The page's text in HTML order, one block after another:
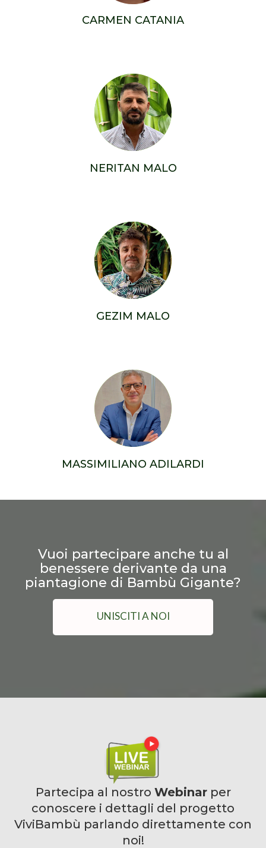
CARMEN CATANIA
NERITAN MALO
GEZIM MALO
MASSIMILIANO ADILARDI
Vuoi partecipare anche tu al
benessere derivante da una
piantagione di Bambù Gigante?
UNISCITI A NOI
Partecipa al nostro Webinarper
conoscere i dettagli del progetto
ViviBambù parlando direttamente con
noi!